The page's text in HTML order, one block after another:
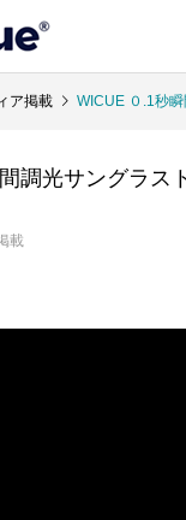
ア掲載 WICUE ０.1秒瞬間調光サ
調光サングラス
載